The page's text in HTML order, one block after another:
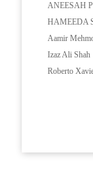
ANEESAH
HAMEEDA
Aamir
Izaz Ali Shah
Roberto